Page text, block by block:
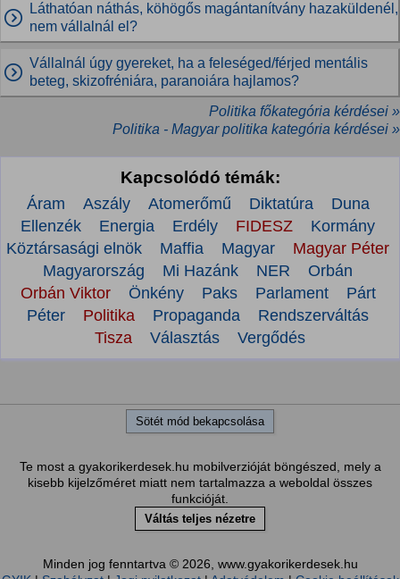
Láthatóan náthás, köhögős magántanítvány hazaküldenél,
nem vállalnál el?
Vállalnál úgy gyereket, ha a feleséged/férjed mentális
beteg, skizofréniára, paranoiára hajlamos?
Politika főkategória kérdései »
Politika - Magyar politika kategória kérdései »
Kapcsolódó témák:
Áram Aszály Atomerőmű Diktatúra
Duna
Ellenzék
Energia Erdély FIDESZ
Kormány
Köztársasági elnök
Maffia Magyar
Magyar Péter
Magyarország
Mi Hazánk NER
Orbán
Orbán Viktor
Önkény Paks Parlament
Párt
Péter
Politika Propaganda
Rendszerváltás
Tisza
Választás Vergődés
Sötét mód bekapcsolása
Te most a gyakorikerdesek.hu mobilverzióját böngészed, mely a
kisebb kijelzőméret miatt nem tartalmazza a weboldal összes
funkcióját.
Váltás teljes nézetre
Minden jog fenntartva © 2026, www.gyakorikerdesek.hu